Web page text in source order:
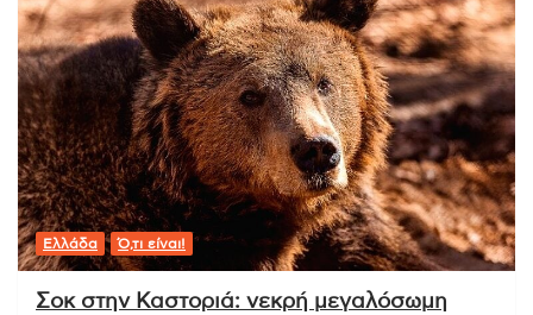
Ελλάδα Ό,τι είναι!
Σοκ στην Καστοριά: νεκρή μεγαλόσωμη